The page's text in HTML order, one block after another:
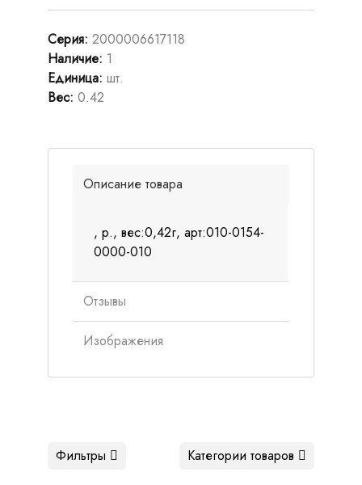
Серия: 2000006617118
Наличие: 1
Единица: шт.
Вес: 0.42
Описание товара
, р., вес:0,42г, арт:010-0154-
0000-010
Отзывы
Изображения
Категории товаров
Фильтры